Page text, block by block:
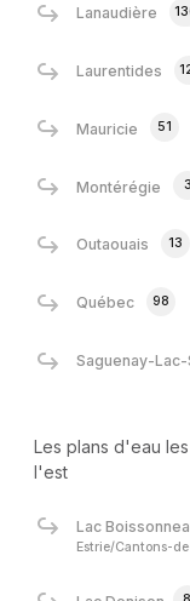
Lanaudière
Laurentides
Mauricie 51
Montérégie 3
Outaouais 13
Québec 98
Saguenay-Lac-
Les plans d'eau
l'est
Lac
Estrie/Cantons-